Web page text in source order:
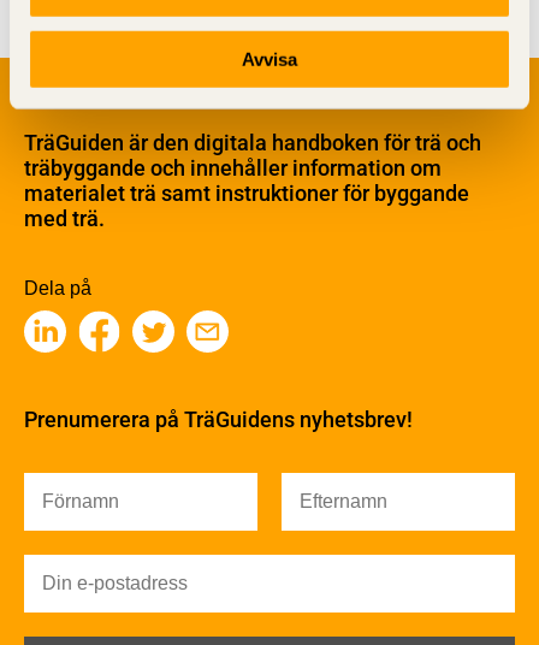
Avvisa
Om trä
Skogsbruk
Barrträdets uppbyggnad
Träets egenskaper och kvalitet
Träbaserade produkter
Kemisk behandling
Fakta om Limträ
Värmeisolering och lufttäthet
Ljud
Brandsäkerhet
Brandsäkerhet
Brandförlopp i byggnader
TräGuiden är den digitala handboken för trä och
träbyggande och innehåller information om
materialet trä samt instruktioner för byggande
med trä.
Dela på
Prenumerera på TräGuidens nyhetsbrev!